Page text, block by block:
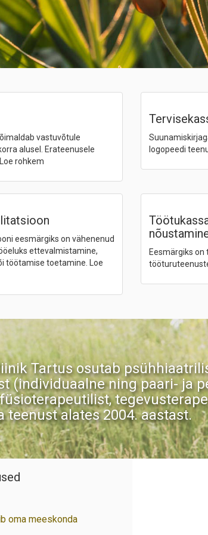
vastuvõtule
alusel. Erateenusele
rohkem
logopeedi
eesmärgiks on vähenenud
ettevalmistamine,
töötamise toetamine. Loe
Eesmärgiks
Tartus osutab
(individuaalne ning paari- ja
teenust alates 2004. aastast.
oma meeskonda